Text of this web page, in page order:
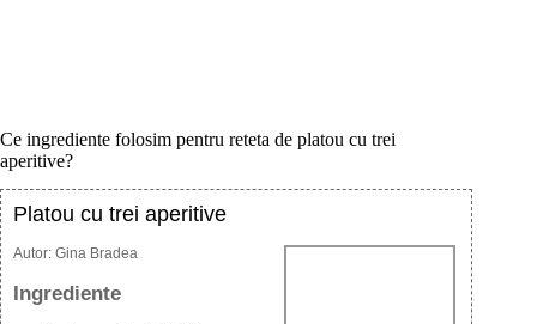
Ce ingrediente folosim pentru reteta de platou cu trei
aperitive?
Platou cu trei aperitive
Autor: Gina Bradea
Ingrediente